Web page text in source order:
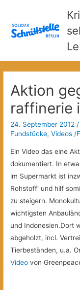
Aktion
raffinerie
24. September 2012 /
Fundstücke,Videos /
Ein Video das eine
dokumentiert. In
im Supermarkt ist
Rohstoff‘ und hilf
zu steigern.
wichtigsten
und Indonesien.Dort
abgeholzt, incl.
Tierbeständen, u.a.
Video von